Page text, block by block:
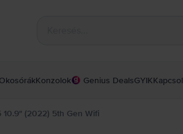
OkosórákKonzolok Genius DealsGYIK
10.9" (2022) 5th Gen Wifi